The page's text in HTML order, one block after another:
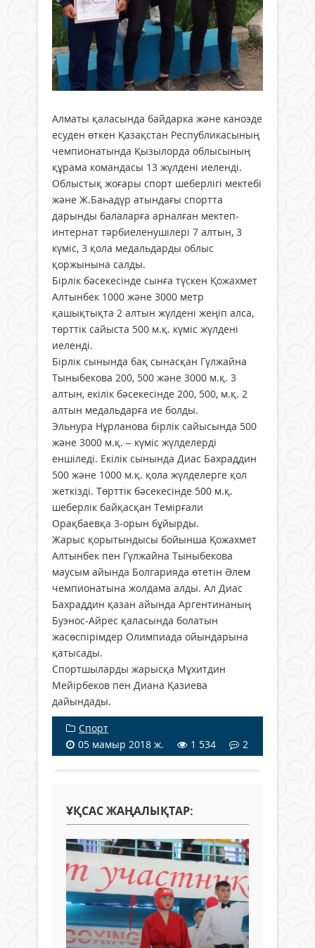
Алматы қаласында байдарка және каноэде
есуден өткен Қазақстан Республикасының
чемпионатында Қызылорда облысының
құрама командасы 13 жүлдені иеленді.
Облыстық жоғары спорт шеберлігі мектебі
және Ж.Баһадүр атындағы спортта
дарынды балаларға арналған мектеп-
интернат тәрбиеленушілері 7 алтын, 3
күміс, 3 қола медальдарды облыс
қоржынына салды.
Бірлік бәсекесінде сынға түскен Қожахмет
Алтынбек 1000 және 3000 метр
қашықтықта 2 алтын жүлдені жеңіп алса,
төрттік сайыста 500 м.қ. күміс жүлдені
иеленді.
Бірлік сынында бақ сынасқан Гүлжайна
Тыныбекова 200, 500 және 3000 м.қ. 3
алтын, екілік бәсекесінде 200, 500, м.қ. 2
алтын медальдарға ие болды.
Эльнура Нұрланова бірлік сайысында 500
және 3000 м.қ. – күміс жүлделерді
еншіледі. Екілік сынында Диас Бахраддин
500 және 1000 м.қ. қола жүлделерге қол
жеткізді. Төрттік бәсекесінде 500 м.қ.
шеберлік байқасқан Темірғали
Орақбаевқа 3-орын бұйырды.
Жарыс қорытындысы бойынша Қожахмет
Алтынбек пен Гүлжайна Тыныбекова
маусым айында Болгарияда өтетін Әлем
чемпионатына жолдама алды. Ал Диас
Бахраддин қазан айында Аргентинаның
Буэнос-Айрес қаласында болатын
жасөспірімдер Олимпиада ойындарына
қатысады.
Спортшыларды жарысқа Мұхитдин
Мейірбеков пен Диана Қазиева
дайындады.
Спорт
05 мамыр 2018 ж.
1 534 2
ҰҚСАС ЖАҢАЛЫҚТАР: